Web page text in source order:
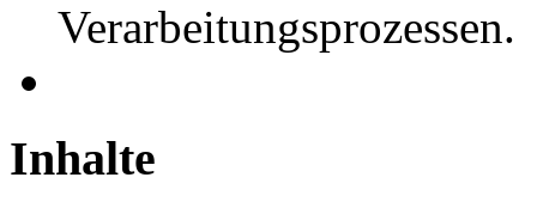
Verarbeitungsprozessen.
Inhalte